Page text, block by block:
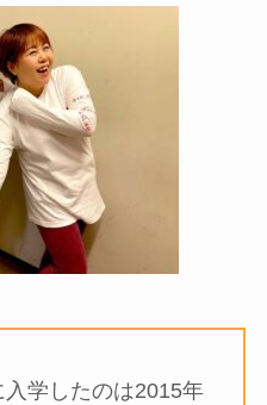
学したのは2015年